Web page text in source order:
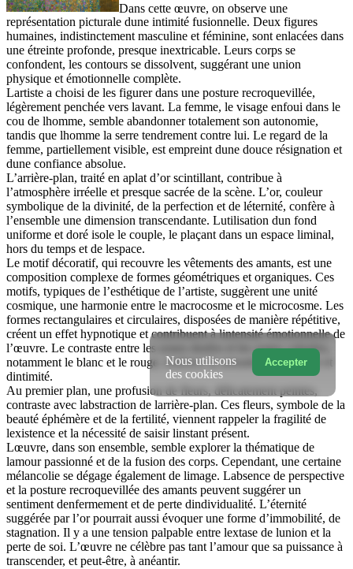
Dans cette œuvre, on observe une
représentation picturale dune intimité fusionnelle. Deux figures
humaines, indistinctement masculine et féminine, sont enlacées dans
une étreinte profonde, presque inextricable. Leurs corps se
confondent, les contours se dissolvent, suggérant une union
physique et émotionnelle complète.
Lartiste a choisi de les figurer dans une posture recroquevillée,
légèrement penchée vers lavant. La femme, le visage enfoui dans le
cou de lhomme, semble abandonner totalement son autonomie,
tandis que lhomme la serre tendrement contre lui. Le regard de la
femme, partiellement visible, est empreint dune douce résignation et
dune confiance absolue.
L’arrière-plan, traité en aplat d’or scintillant, contribue à
l’atmosphère irréelle et presque sacrée de la scène. L’or, couleur
symbolique de la divinité, de la perfection et de léternité, confère à
l’ensemble une dimension transcendante. Lutilisation dun fond
uniforme et doré isole le couple, le plaçant dans un espace liminal,
hors du temps et de lespace.
Le motif décoratif, qui recouvre les vêtements des amants, est une
composition complexe de formes géométriques et organiques. Ces
motifs, typiques de l’esthétique de l’artiste, suggèrent une unité
cosmique, une harmonie entre le macrocosme et le microcosme. Les
formes rectangulaires et circulaires, disposées de manière répétitive,
créent un effet hypnotique et contribuent à lintensité émotionnelle de
l’œuvre. Le contraste entre les zones dorées et les zones colorées,
notamment le blanc et le rouge, renforce la sensation de chaleur et
dintimité.
Au premier plan, une profusion de fleurs, délicatement peintes,
contraste avec labstraction de larrière-plan. Ces fleurs, symbole de la
beauté éphémère et de la fertilité, viennent rappeler la fragilité de
lexistence et la nécessité de saisir linstant présent.
Lœuvre, dans son ensemble, semble explorer la thématique de
lamour passionné et de la fusion des corps. Cependant, une certaine
mélancolie se dégage également de limage. Labsence de perspective
et la posture recroquevillée des amants peuvent suggérer un
sentiment denfermement et de perte dindividualité. L’éternité
suggérée par l’or pourrait aussi évoquer une forme d’immobilité, de
stagnation. Il y a une tension palpable entre lextase de lunion et la
perte de soi. L’œuvre ne célèbre pas tant l’amour que sa puissance à
transcender, et peut-être, à anéantir.
Accepter
Nous utilisons
des cookies